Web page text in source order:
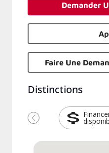
Demander
Faire Une
Distinctions
Précédent